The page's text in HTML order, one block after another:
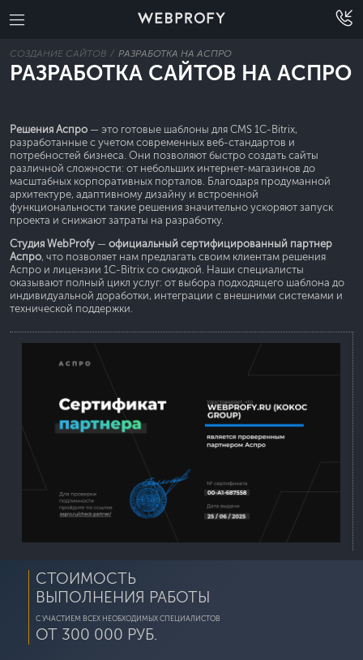
СОЗДАНИЕ САЙТОВ РАЗРАБОТКА НА АСПРО
РАЗРАБОТКА САЙТОВ НА АСПРО
Решения Аспро — это готовые шаблоны для CMS 1С-Bitrix,
разработанные с учетом современных веб-стандартов и
потребностей бизнеса. Они позволяют быстро создать сайты
различной сложности: от небольших интернет-магазинов до
масштабных корпоративных порталов. Благодаря продуманной
архитектуре, адаптивному дизайну и встроенной
функциональности такие решения значительно ускоряют запуск
проекта и снижают затраты на разработку.
Студия WebProfy — официальный сертифицированный партнер
Аспро, что позволяет нам предлагать своим клиентам решения
Аспро и лицензии 1С-Bitrix со скидкой. Наши специалисты
оказывают полный цикл услуг: от выбора подходящего шаблона до
индивидуальной доработки, интеграции с внешними системами и
технической поддержки.
СТОИМОСТЬ
ВЫПОЛНЕНИЯ РАБОТЫ
С УЧАСТИЕМ ВСЕХ НЕОБХОДИМЫХ СПЕЦИАЛИСТОВ
ОТ 300 000 РУБ.